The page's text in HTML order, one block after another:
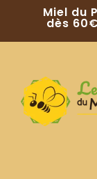
Miel du
dès